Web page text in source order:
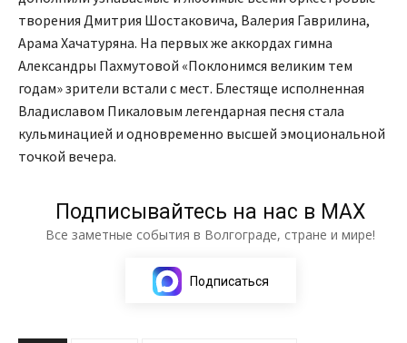
творения Дмитрия Шостаковича, Валерия Гаврилина,
Арама Хачатуряна. На первых же аккордах гимна
Александры Пахмутовой «Поклонимся великим тем
годам» зрители встали с мест. Блестяще исполненная
Владиславом Пикаловым легендарная песня стала
кульминацией и одновременно высшей эмоциональной
точкой вечера.
Подписывайтесь на нас в МАХ
Все заметные события в Волгограде, стране и мире!
Подписаться